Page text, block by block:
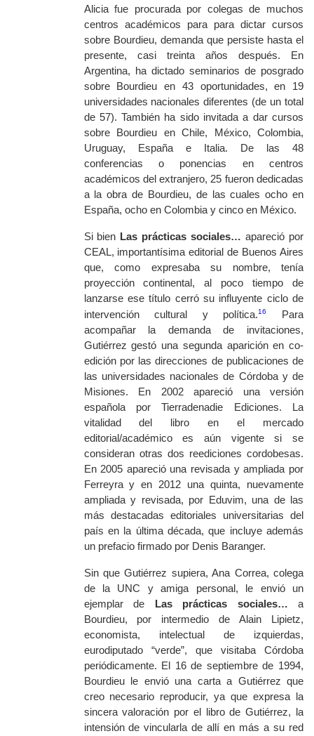
Alicia fue procurada por colegas de muchos
centros académicos para para dictar cursos
sobre Bourdieu, demanda que persiste hasta el
presente, casi treinta años después. En
Argentina, ha dictado seminarios de posgrado
sobre Bourdieu en 43 oportunidades, en 19
universidades nacionales diferentes (de un total
de 57). También ha sido invitada a dar cursos
sobre Bourdieu en Chile, México, Colombia,
Uruguay, España e Italia. De las 48
conferencias o ponencias en centros
académicos del extranjero, 25 fueron dedicadas
a la obra de Bourdieu, de las cuales ocho en
España, ocho en Colombia y cinco en México.
Si bien Las prácticas sociales… apareció por
CEAL, importantísima editorial de Buenos Aires
que, como expresaba su nombre, tenía
proyección continental, al poco tiempo de
lanzarse ese título cerró su influyente ciclo de
intervención cultural y política.16
Para
acompañar la demanda de invitaciones,
Gutiérrez gestó una segunda aparición en co-
edición por las direcciones de publicaciones de
las universidades nacionales de Córdoba y de
Misiones. En 2002 apareció una versión
española por Tierradenadie Ediciones. La
vitalidad del libro en el mercado
editorial/académico es aún vigente si se
consideran otras dos reediciones cordobesas.
En 2005 apareció una revisada y ampliada por
Ferreyra y en 2012 una quinta, nuevamente
ampliada y revisada, por Eduvim, una de las
más destacadas editoriales universitarias del
país en la última década, que incluye además
un prefacio firmado por Denis Baranger.
Sin que Gutiérrez supiera, Ana Correa, colega
de la UNC y amiga personal, le envió un
ejemplar de Las prácticas sociales… a
Bourdieu, por intermedio de Alain Lipietz,
economista, intelectual de izquierdas,
eurodiputado “verde”, que visitaba Córdoba
periódicamente. El 16 de septiembre de 1994,
Bourdieu le envió una carta a Gutiérrez que
creo necesario reproducir, ya que expresa la
sincera valoración por el libro de Gutiérrez, la
intensión de vincularla de allí en más a su red